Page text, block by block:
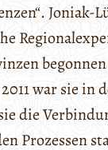
war sie in
die
Prozessen